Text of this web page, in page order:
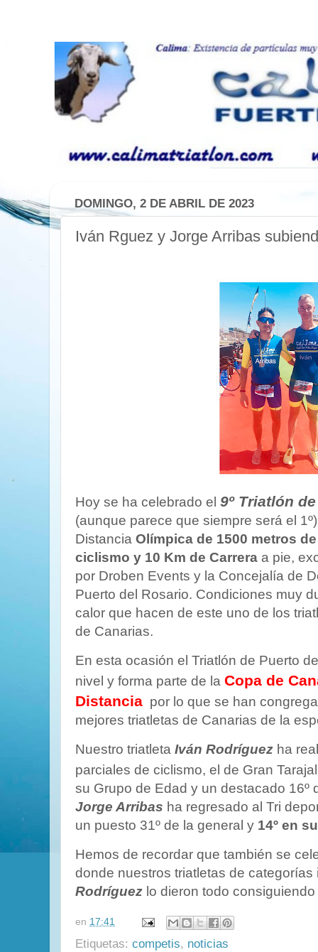
DOMINGO, 2 DE ABRIL DE 2023
Iván Rguez y Jorge Arribas
Hoy se ha celebrado el 9º Triatlón
(aunque parece que siempre será el
Distancia Olímpica de 1500 metros
ciclismo y 10 Km de Carrera a pie,
por Droben Events y la Concejalía de
Puerto del Rosario. Condiciones muy
calor que hacen de este uno de los
de Canarias.
En esta ocasión el Triatlón de Puerto
nivel y forma parte de la Copa de
Distancia por lo que se han
mejores triatletas de Canarias de la
Nuestro triatleta Iván Rodríguez ha
parciales de ciclismo, el de Gran
su Grupo de Edad y un destacado 16º
Jorge Arribas ha regresado al Tri
un puesto 31º de la general y 14º en
Hemos de recordar que también se
donde nuestros triatletas de
Rodríguez lo dieron todo
en 17:41
Etiquetas: competis, noticias